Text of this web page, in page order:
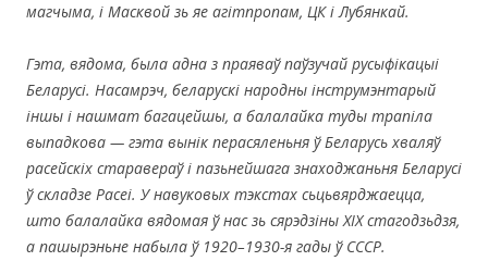
магчыма, і Масквой зь яе агітпропам, ЦК і Лубянкай.
Гэта, вядома, была адна з праяваў паўзучай русыфікацыі
Беларусі. Насамрэч, беларускі народны інструмэнтарый
іншы і нашмат багацейшы, а балалайка туды трапіла
выпадкова — гэта вынік перасяленьня ў Беларусь хваляў
расейскіх старавераў і пазьнейшага знаходжаньня Беларусі
ў складзе Расеі. У навуковых тэкстах сьцьвярджаецца,
што балалайка вядомая ў нас зь сярэдзіны XIXстагодзьдзя,
а пашырэньне набыла ў 1920–1930-я гады ў СССР.